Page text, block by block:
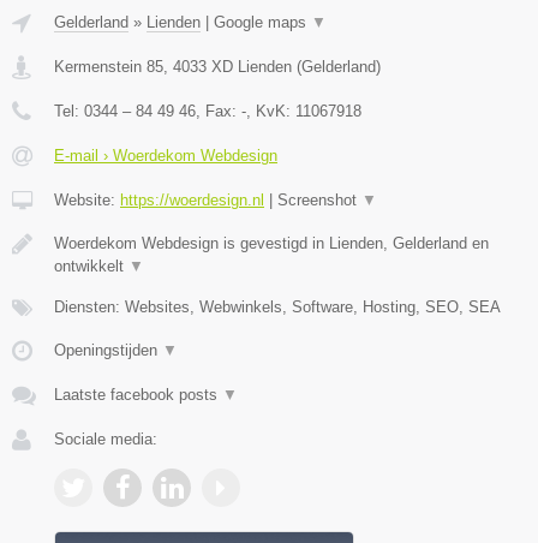
Gelderland » Lienden Google maps ▼
Kermenstein 85 4033 XD Lienden (Gelderland)
Tel: 0344 – 84 49 46 , Fax: - , KvK: 11067918
E-mail › Woerdekom Webdesign
Website: https://woerdesign.nl Screenshot ▼
Woerdekom Webdesign is gevestigd in Lienden, Gelderland en
ontwikkelt ▼
Diensten: Websites, Webwinkels, Software, Hosting, SEO, SEA
Openingstijden ▼
Laatste facebook posts ▼
Sociale media: